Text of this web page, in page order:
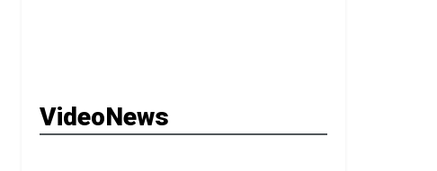
VideoNews